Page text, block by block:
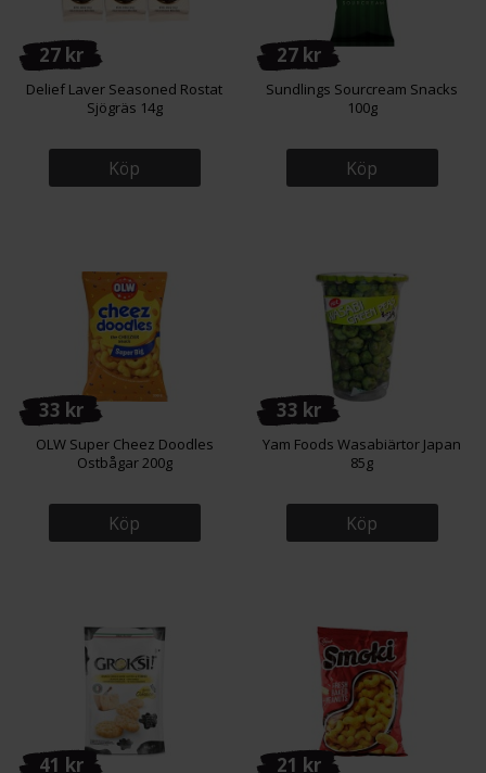
27 kr
Delief Laver Seasoned Rostat
Sjögräs 14g
Köp
27 kr
Sundlings Sourcream Snacks
100g
Köp
33 kr
OLW Super Cheez Doodles
Ostbågar 200g
Köp
33 kr
Yam Foods Wasabiärtor Japan
85g
Köp
41 kr 21 kr